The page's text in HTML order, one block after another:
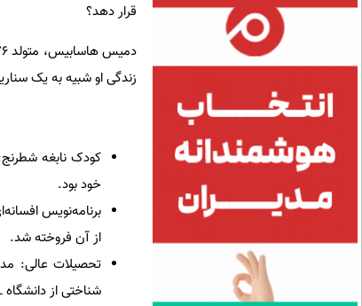
قرار دهد؟
زندگی او شبیه به یک
خود بود.
از آن فروخته شد.
تحصیلات عالی:
شناختی از دانشگاه UCL لندن دریافت کرد.او روی مکانیزم‌های مغز در زمینه حافظه و تخیل تحقیق کرد.